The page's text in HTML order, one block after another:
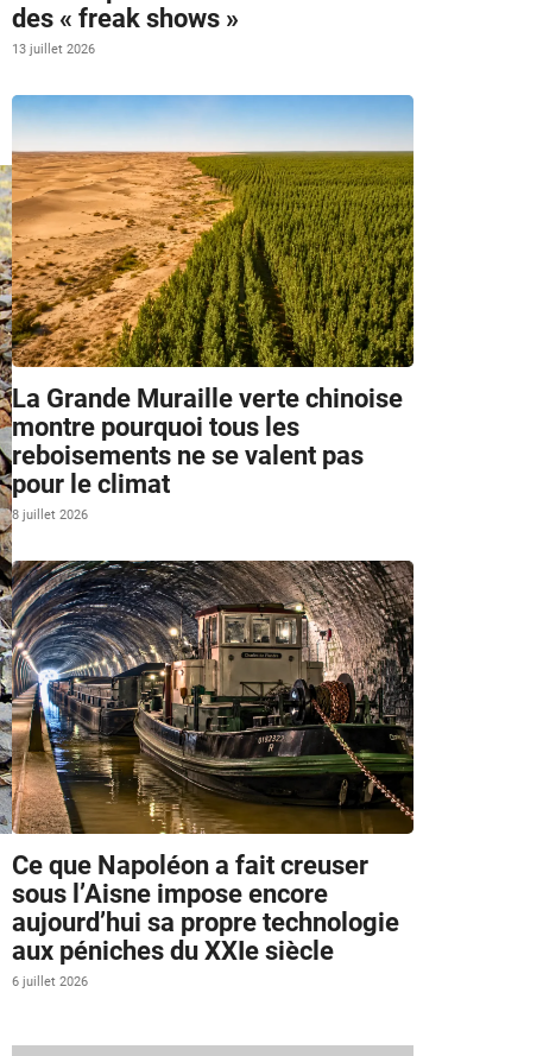
des « freak shows »
13 juillet 2026
La Grande Muraille verte chinoise
montre pourquoi tous les
reboisements ne se valent pas
pour le climat
8 juillet 2026
Ce que Napoléon a fait creuser
sous l’Aisne impose encore
aujourd’hui sa propre technologie
aux péniches du XXIe siècle
6 juillet 2026